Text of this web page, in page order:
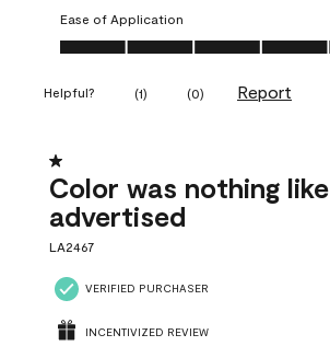
Ease of Application
Ease of Application, 5.0 out of 5
Helpful? (1) (0) Report
1 out of 5 stars.
Color was nothing like
advertised
LA2467
VERIFIED PURCHASER
INCENTIVIZED REVIEW